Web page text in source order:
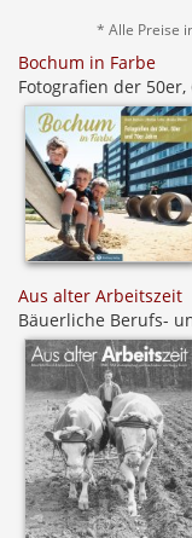
* Alle Preise
Bochum in Farbe
Fotografien der
Aus alter Arbeitszeit
Bäuerliche Berufs-